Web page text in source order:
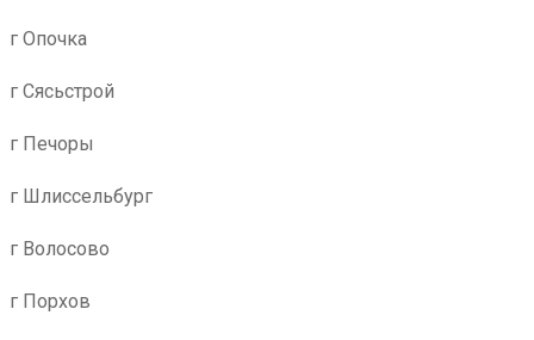
г Опочка
г Сясьстрой
г Печоры
г Шлиссельбург
г Волосово
г Порхов